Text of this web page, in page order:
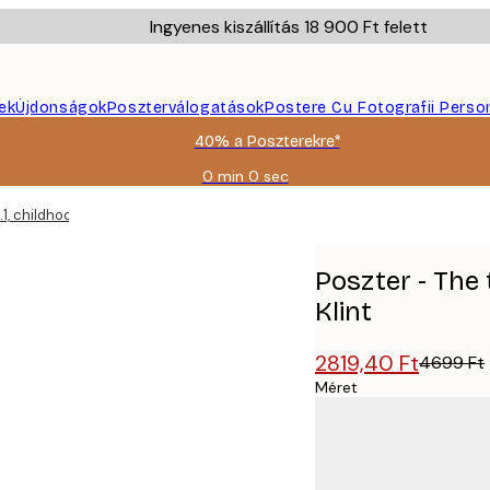
Ingyenes kiszállítás 18 900 Ft felett
ÚjdonságokPoszterválogatásokPostere Cu Fotografii
40% a Poszterekre*
0 min 0 sec
Érvényes:
childhood by Hilma Af Klint
Poszter - The
Klint
2819,40 Ft4699 Ft
Méret